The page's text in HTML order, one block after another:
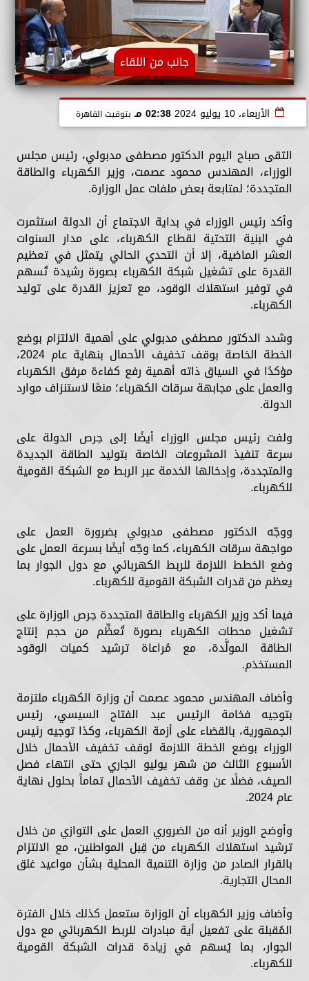
جانب من اللقاء
الأربعاء، 10 يوليو 2024 02:38 مـ بتوقيت القاهرة
التقى صباح اليوم الدكتور مصطفى مدبولي، رئيس مجلس
الوزراء، المهندس محمود عصمت، وزير الكهرباء والطاقة
المتجددة؛ لمتابعة بعض ملفات عمل الوزارة.
وأكد رئيس الوزراء في بداية الاجتماع أن الدولة استثمرت
في البنية التحتية لقطاع الكهرباء، على مدار السنوات
العشر الماضية، إلا أن التحدي الحالي يتمثل في تعظيم
القدرة على تشغيل شبكة الكهرباء بصورة رشيدة تُسهم
في توفير استهلاك الوقود، مع تعزيز القدرة على توليد
الكهرباء.
وشدد الدكتور مصطفى مدبولي على أهمية الالتزام بوضع
الخطة الخاصة بوقف تخفيف الأحمال بنهاية عام 2024،
مؤكدًا في السياق ذاته أهمية رفع كفاءة مرفق الكهرباء
والعمل على مجابهة سرقات الكهرباء؛ منعًا لاستنزاف موارد
الدولة.
ولفت رئيس مجلس الوزراء أيضًا إلى حِرص الدولة على
سرعة تنفيذ المشروعات الخاصة بتوليد الطاقة الجديدة
والمتجددة، وإدخالها الخدمة عبر الربط مع الشبكة القومية
للكهرباء.
ووجّه الدكتور مصطفى مدبولي بضرورة العمل على
مواجهة سرقات الكهرباء، كما وجّه أيضًا بسرعة العمل على
وضع الخطط اللازمة للربط الكهربائي مع دول الجوار بما
يعظم من قدرات الشبكة القومية للكهرباء.
فيما أكد وزير الكهرباء والطاقة المتجددة حِرص الوزارة على
تشغيل محطات الكهرباء بصورة تُعظِّم من حجم إنتاج
الطاقة المولَّدة، مع مُراعاة ترشيد كميات الوقود
المستخدَم.
وأضاف المهندس محمود عصمت أن وزارة الكهرباء ملتزمة
بتوجيه فخامة الرئيس عبد الفتاح السيسي، رئيس
الجمهورية، بالقضاء على أزمة الكهرباء، وكذا توجيه رئيس
الوزراء بوضع الخطة اللازمة لوقف تخفيف الأحمال خلال
الأسبوع الثالث من شهر يوليو الجاري حتى انتهاء فصل
الصيف، فضلًا عن وقف تخفيف الأحمال تماماً بحلول نهاية
عام 2024.
وأوضح الوزير أنه من الضروري العمل على التوازي من خلال
ترشيد استهلاك الكهرباء من قِبل المواطنين، مع الالتزام
بالقرار الصادر من وزارة التنمية المحلية بشأن مواعيد غلق
المحال التجارية.
وأضاف وزير الكهرباء أن الوزارة ستعمل كذلك خلال الفترة
المُقبلة على تفعيل أية مبادرات للربط الكهربائي مع دول
الجوار، بما يُسهم في زيادة قدرات الشبكة القومية
للكهرباء.